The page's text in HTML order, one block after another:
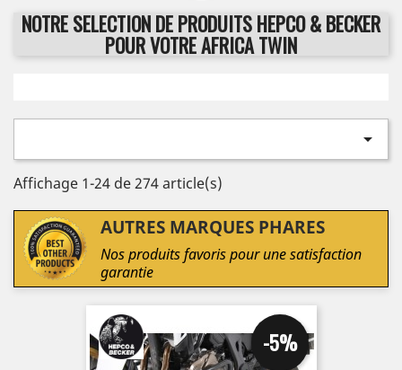
NOTRE SELECTION DE PRODUITS HEPCO & BECKER
POUR VOTRE AFRICA TWIN

Affichage 1-24 de 274 article(s)
AUTRES MARQUES PHARES
Nos produits favoris pour une satisfaction
garantie
-5%